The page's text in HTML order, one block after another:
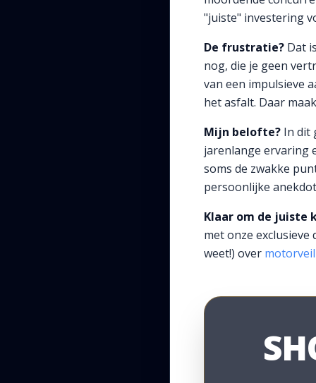
"juiste" investering
De frustratie? Dat
nog, die je geen
van een impulsieve
het asfalt. Daar
Mijn belofte? In dit
jarenlange ervaring
soms de zwakke
persoonlijke
Klaar om de juiste
met onze
weet!) over